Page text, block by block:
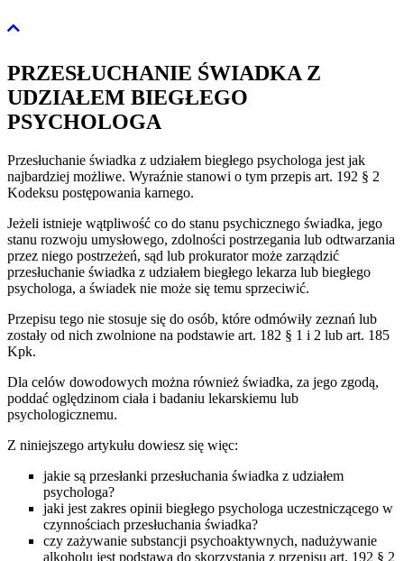
PRZESŁUCHANIE ŚWIADKA Z
UDZIAŁEM BIEGŁEGO
PSYCHOLOGA
Przesłuchanie świadka z udziałem biegłego psychologa jest jak
najbardziej możliwe. Wyraźnie stanowi o tym przepis art. 192 § 2
Kodeksu postępowania karnego.
Jeżeli istnieje wątpliwość co do stanu psychicznego świadka, jego
stanu rozwoju umysłowego, zdolności postrzegania lub odtwarzania
przez niego postrzeżeń, sąd lub prokurator może zarządzić
przesłuchanie świadka z udziałem biegłego lekarza lub biegłego
psychologa, a świadek nie może się temu sprzeciwić.
Przepisu tego nie stosuje się do osób, które odmówiły zeznań lub
zostały od nich zwolnione na podstawie art. 182 § 1 i 2 lub art. 185
Kpk.
Dla celów dowodowych można również świadka, za jego zgodą,
poddać oględzinom ciała i badaniu lekarskiemu lub
psychologicznemu.
Z niniejszego artykułu dowiesz się więc:
jakie są przesłanki przesłuchania świadka z udziałem
psychologa?
jaki jest zakres opinii biegłego psychologa uczestniczącego w
czynnościach przesłuchania świadka?
czy zażywanie substancji psychoaktywnych, nadużywanie
alkoholu jest podstawą do skorzystania z przepisu art. 192 § 2